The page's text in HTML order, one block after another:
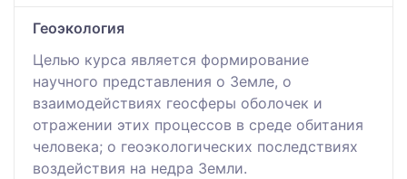
Геоэкология
Целью курса является формирование
научного представления о Земле, о
взаимодействиях геосферы оболочек и
отражении этих процессов в среде обитания
человека; о геоэкологических последствиях
воздействия на недра Земли.